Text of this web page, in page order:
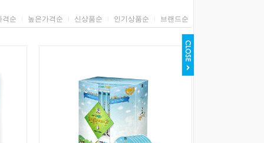
격순 높은가격순 신상품순 인기상품순 브랜드순